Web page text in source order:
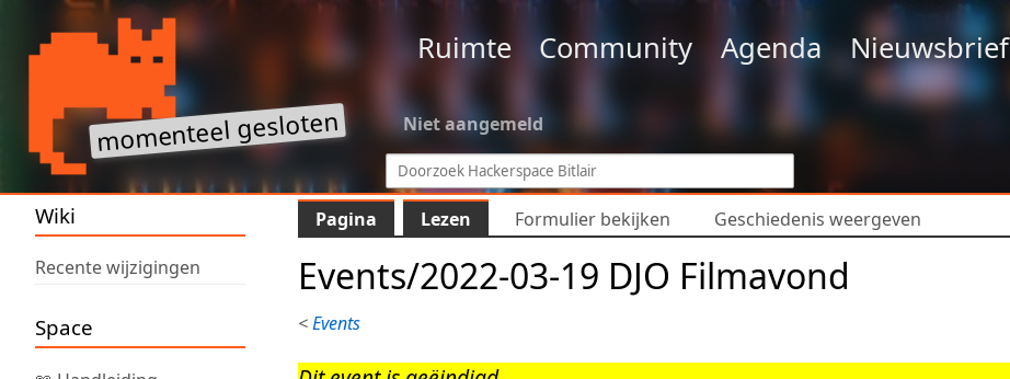
Ruimte Community Agenda Nieuwsbrief
Niet aangemeld
Wiki
Recente wijzigingen
Space
Pagina Lezen Formulier bekijken Geschiedenis weergeven
Events/2022-03-19 DJO Filmavond
<Events